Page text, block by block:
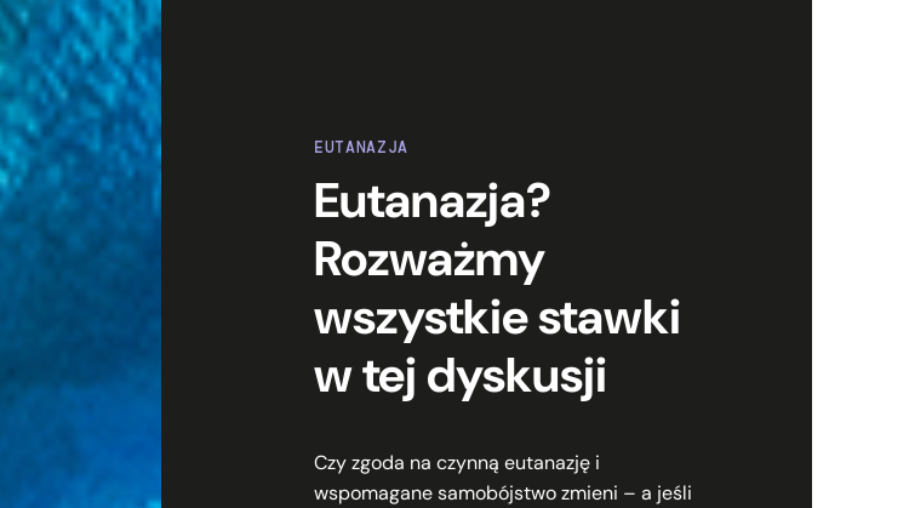
EUTANAZJA
Eutanazja?
Rozważmy
wszystkie stawki
w tej dyskusji
Czy zgoda na czynną eutanazję i
wspomagane samobójstwo zmieni – a jeśli